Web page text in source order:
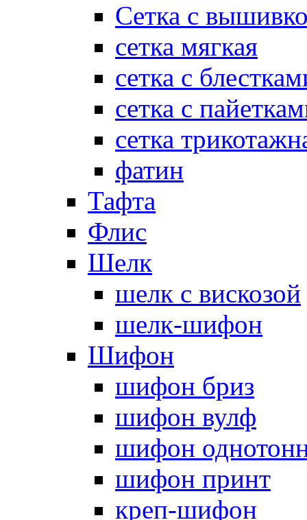
Сетка с
сетка мягкая
сетка с
сетка с
сетка
фатин
Тафта
Флис
Шелк
шелк с вискозой
шелк-шифон
Шифон
шифон бриз
шифон вулф
шифон
шифон принт
креп-шифон